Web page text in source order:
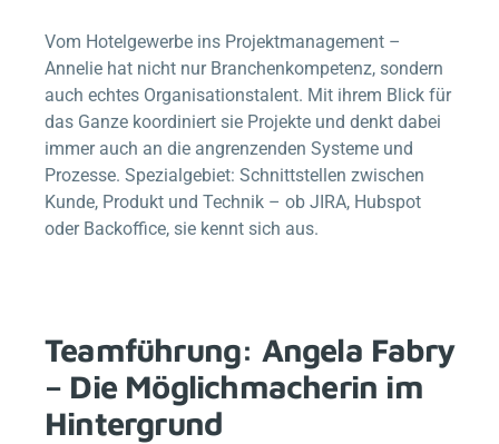
Vom Hotelgewerbe ins Projektmanagement –
Annelie hat nicht nur Branchenkompetenz, sondern
auch echtes Organisationstalent. Mit ihrem Blick für
das Ganze koordiniert sie Projekte und denkt dabei
immer auch an die angrenzenden Systeme und
Prozesse. Spezialgebiet: Schnittstellen zwischen
Kunde, Produkt und Technik – ob JIRA, Hubspot
oder Backoffice, sie kennt sich aus.
Teamführung: Angela Fabry
– Die Möglichmacherin im
Hintergrund